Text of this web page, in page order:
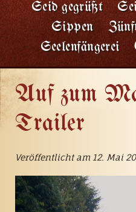
Seid gegrüßt
Sippen
Seelenfängerei
Auf zum
Trailer
Veröffentlicht am 12. Mai